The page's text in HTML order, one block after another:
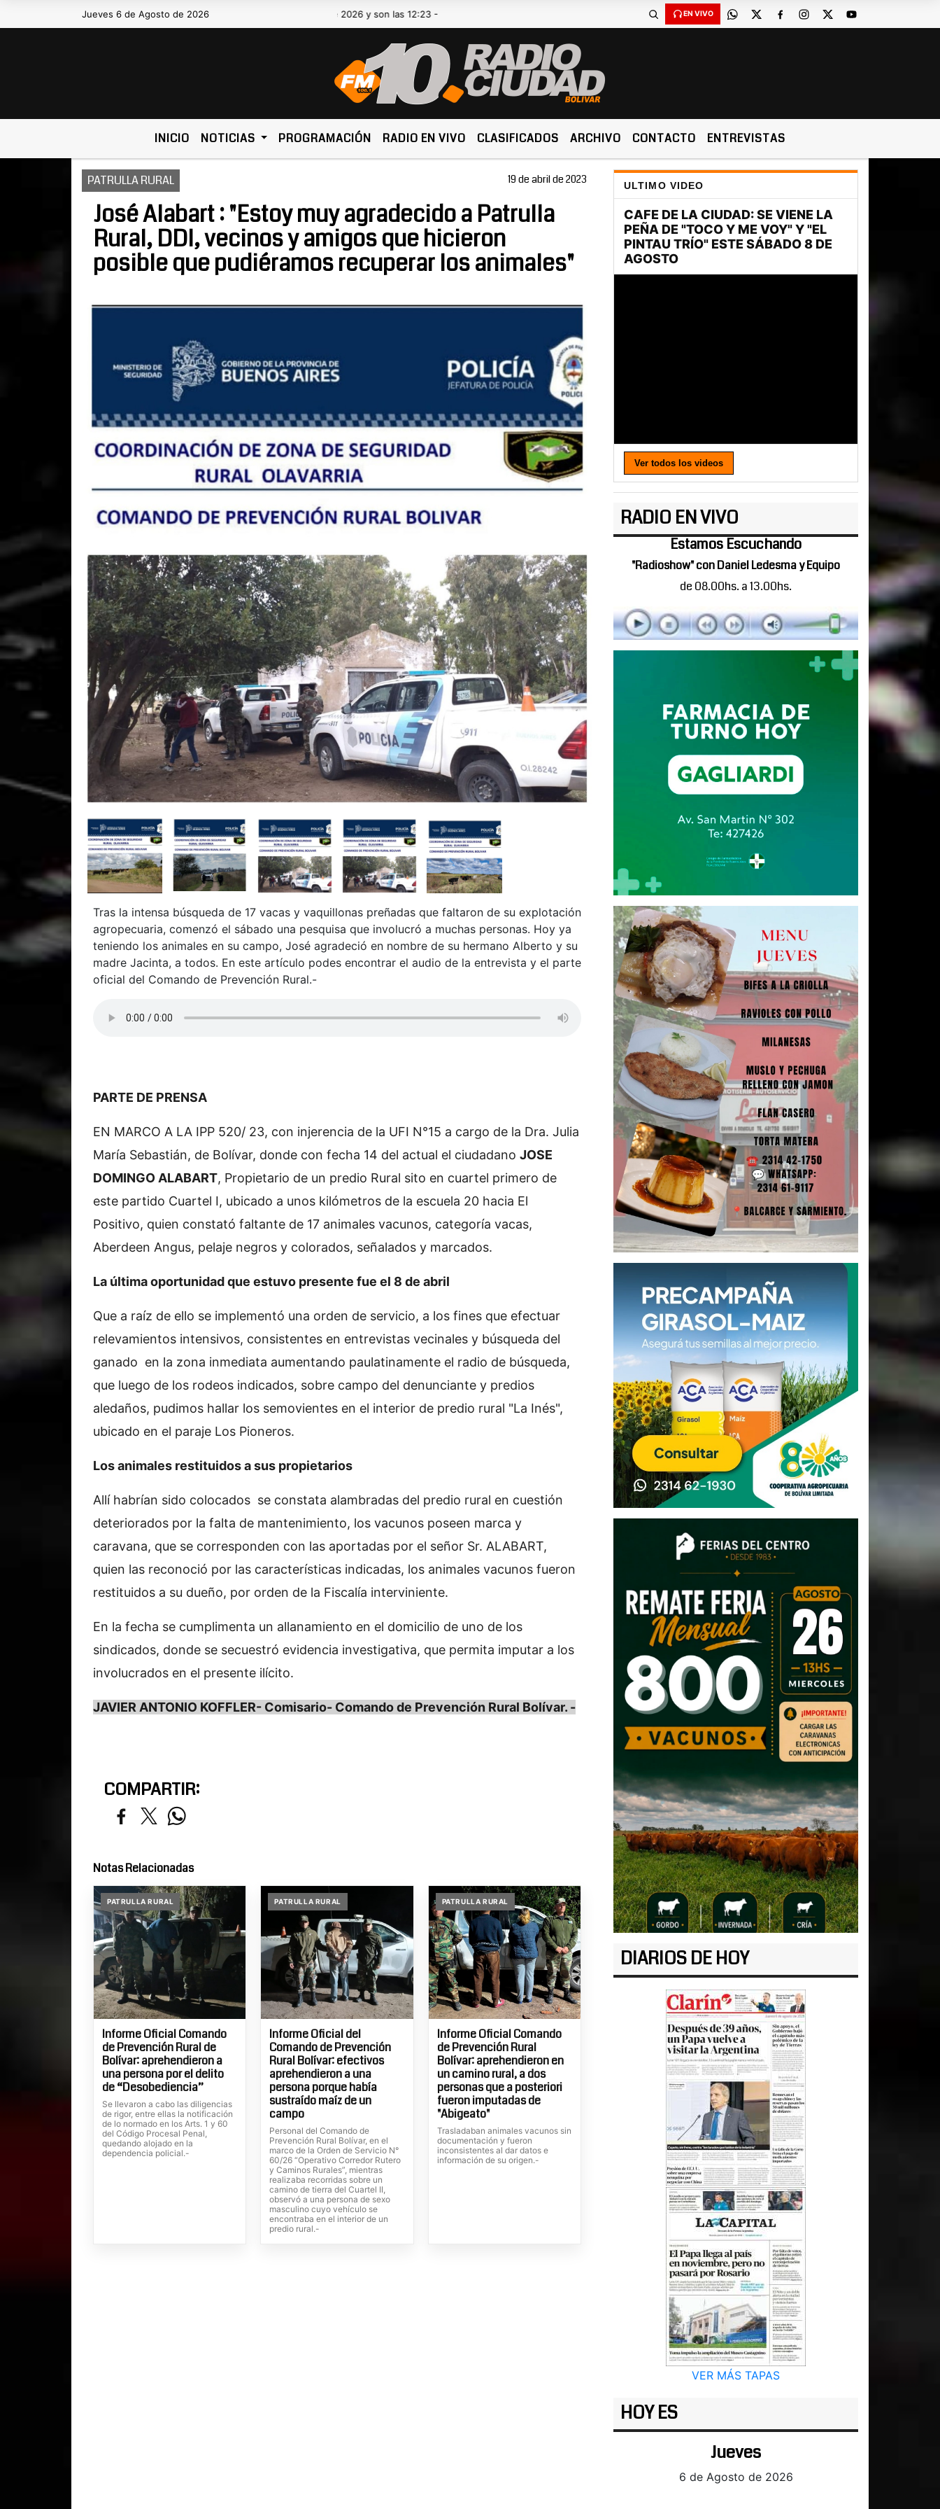
Jueves 6 de Agosto de 2026Hoy es Jueves 6 de Agosto de 2026 y son las 12:23 - EN VIVO
INICIO NOTICIAS PROGRAMACIÓN RADIO EN VIVO CLASIFICADOS ARCHIVO CONTACTO ENTREVISTAS
PATRULLA RURAL 19 de abril de 2023
José Alabart : "Estoy muy agradecido a Patrulla
Rural, DDI, vecinos y amigos que hicieron
posible que pudiéramos recuperar los animales"
Tras la intensa búsqueda de 17 vacas y vaquillonas preñadas que faltaron de su explotación
agropecuaria, comenzó el sábado una pesquisa que involucró a muchas personas. Hoy ya
teniendo los animales en su campo, José agradeció en nombre de su hermano Alberto y su
madre Jacinta, a todos. En este artículo podes encontrar el audio de la entrevista y el parte
oficial del Comando de Prevención Rural.-
PARTE DE PRENSA
EN MARCO A LA IPP 520/ 23, con injerencia de la UFI N°15 a cargo de la Dra. Julia
María Sebastián, de Bolívar, donde con fecha 14 del actual el ciudadano JOSE
DOMINGO ALABART, Propietario de un predio Rural sito en cuartel primero de
este partido Cuartel I, ubicado a unos kilómetros de la escuela 20 hacia El
Positivo, quien constató faltante de 17 animales vacunos, categoría vacas,
Aberdeen Angus, pelaje negros y colorados, señalados y marcados.
La última oportunidad que estuvo presente fue el 8 de abril
Que a raíz de ello se implementó una orden de servicio, a los fines que efectuar
relevamientos intensivos, consistentes en entrevistas vecinales y búsqueda del
ganado en la zona inmediata aumentando paulatinamente el radio de búsqueda,
que luego de los rodeos indicados, sobre campo del denunciante y predios
aledaños, pudimos hallar los semovientes en el interior de predio rural "La Inés",
ubicado en el paraje Los Pioneros.
Los animales restituidos a sus propietarios
Allí habrían sido colocados se constata alambradas del predio rural en cuestión
deteriorados por la falta de mantenimiento, los vacunos poseen marca y
caravana, que se corresponden con las aportadas por el señor Sr. ALABART,
quien las reconoció por las características indicadas, los animales vacunos fueron
restituidos a su dueño, por orden de la Fiscalía interviniente.
En la fecha se cumplimenta un allanamiento en el domicilio de uno de los
sindicados, donde se secuestró evidencia investigativa, que permita imputar a los
involucrados en el presente ilícito.
JAVIER ANTONIO KOFFLER- Comisario- Comando de Prevención Rural Bolívar. -
COMPARTIR:
Notas Relacionadas
PATRULLA RURAL
Informe Oficial Comando
de Prevención Rural de
Bolívar: aprehendieron a
una persona por el delito
de “Desobediencia”
Se llevaron a cabo las diligencias
de rigor, entre ellas la notificación
de lo normado en los Arts. 1 y 60
del Código Procesal Penal,
quedando alojado en la
dependencia policial.-
PATRULLA RURAL
Informe Oficial del
Comando de Prevención
Rural Bolívar: efectivos
aprehendieron a una
persona porque había
sustraído maíz de un
campo
Personal del Comando de
Prevención Rural Bolívar, en el
marco de la Orden de Servicio N°
60/26 “Operativo Corredor Rutero
y Caminos Rurales”, mientras
realizaba recorridas sobre un
camino de tierra del Cuartel II,
observó a una persona de sexo
masculino cuyo vehículo se
encontraba en el interior de un
predio rural.-
PATRULLA RURAL
Informe Oficial Comando
de Prevención Rural
Bolívar: aprehendieron en
un camino rural, a dos
personas que a posteriori
fueron imputadas de
"Abigeato"
Trasladaban animales vacunos sin
documentación y fueron
inconsistentes al dar datos e
información de su origen.-
ULTIMO VIDEO
Ver todos los videos
RADIO EN VIVO
Estamos Escuchando
"Radioshow" con Daniel Ledesma y Equipo
de 08.00hs. a 13.00hs.
DIARIOS DE HOY
VER MÁS TAPAS
HOY ES
Jueves
6 de Agosto de 2026